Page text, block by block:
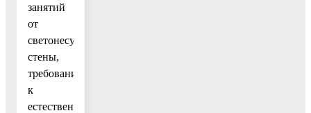
занятий
от
светонесущей
стены,
требований
к
естествен-